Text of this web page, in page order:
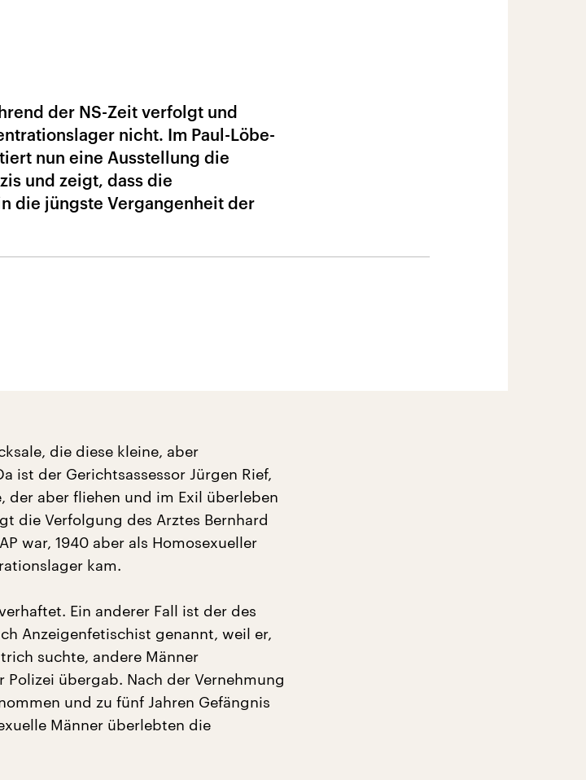
der NS-Zeit verfolgt und
nicht. Im Paul-Löbe-
nun eine Ausstellung die
und zeigt, dass die
die jüngste Vergangenheit der
die diese kleine, aber
ist der Gerichtsassessor Jürgen Rief,
der aber fliehen und im Exil überleben
die Verfolgung des Arztes Bernhard
war, 1940 aber als Homosexueller
kam.
Ein anderer Fall ist der des
Anzeigenfetischist genannt, weil er,
suchte, andere Männer
übergab. Nach der Vernehmung
und zu fünf Jahren Gefängnis
Männer überlebten die